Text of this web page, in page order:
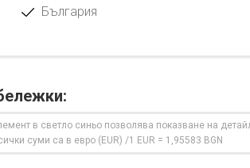
България
в светло синьо позволява показване на
суми са в евро (EUR) /1 EUR = 1,95583 BGN